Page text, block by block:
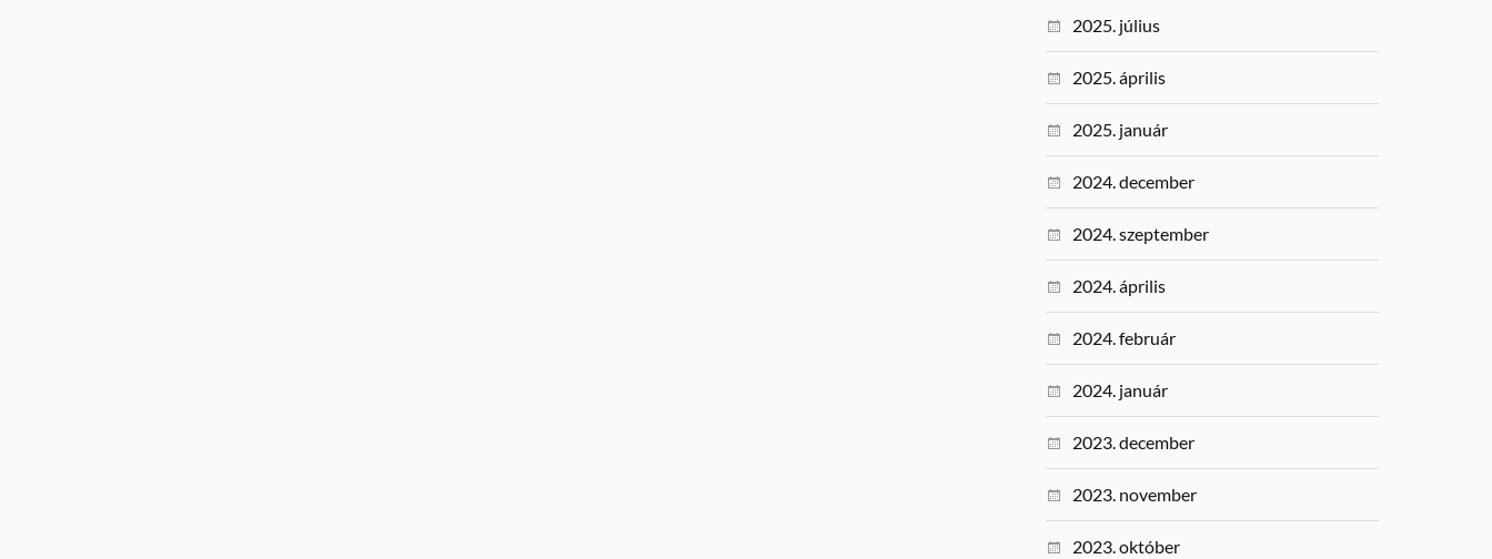
2025. július
2025. április
2025. január
2024. december
2024. szeptember
2024. április
2024. február
2024. január
2023. december
2023. november
2023. október